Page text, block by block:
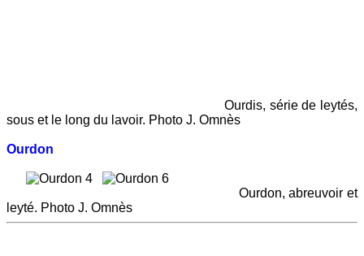
Ourdis, série de leytés,
sous et le long du lavoir. Photo J. Omnès
Ourdon
Ourdon, abreuvoir et
leyté. Photo J. Omnès